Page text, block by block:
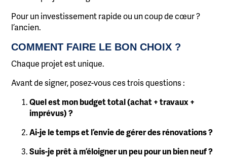
Pour un investissement rapide ou un coup de cœur ?
l’ancien.
COMMENT FAIRE LE BON CHOIX ?
Chaque projet est unique.
Avant de signer, posez-vous ces trois questions :
Quel est mon budget total (achat + travaux +
imprévus) ?
Ai-je le temps et l’envie de gérer des rénovations ?
Suis-je prêt à m’éloigner un peu pour un bien neuf ?